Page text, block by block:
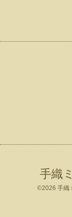
手織
©2026 手織